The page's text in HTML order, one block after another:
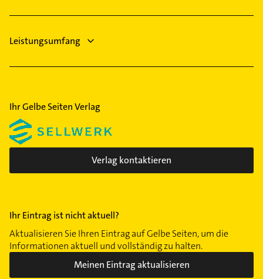
Lüftungsanlagen
Leistungsumfang
Ihr Gelbe Seiten Verlag
Verlag kontaktieren
Ihr Eintrag ist nicht aktuell?
Aktualisieren Sie Ihren Eintrag auf Gelbe Seiten, um die
Informationen aktuell und vollständig zu halten.
Meinen Eintrag aktualisieren